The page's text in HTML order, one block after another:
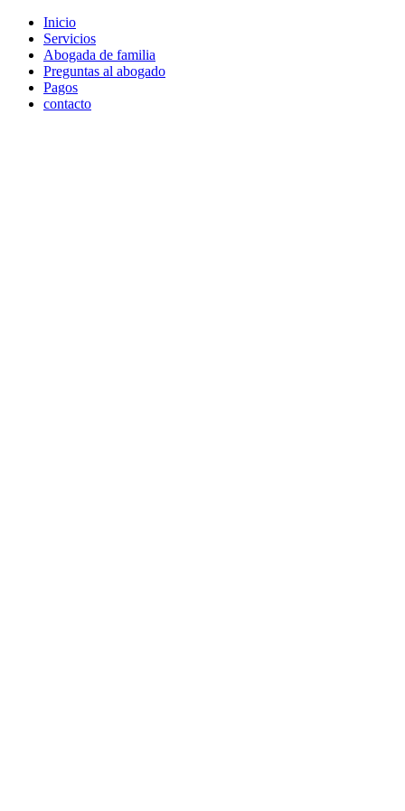
Skip
content
Inicio
Servicios
Abogada de familia
Preguntas al abogado
Pagos
contacto